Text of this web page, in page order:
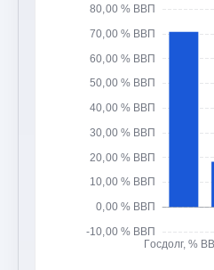
-10,00 % ВВП
0,00 % ВВП
10,00 % ВВП
20,00 % ВВП
30,00 % ВВП
40,00 % ВВП
50,00 % ВВП
60,00 % ВВП
70,00 % ВВП
80,00 % ВВП
Госдолг, %